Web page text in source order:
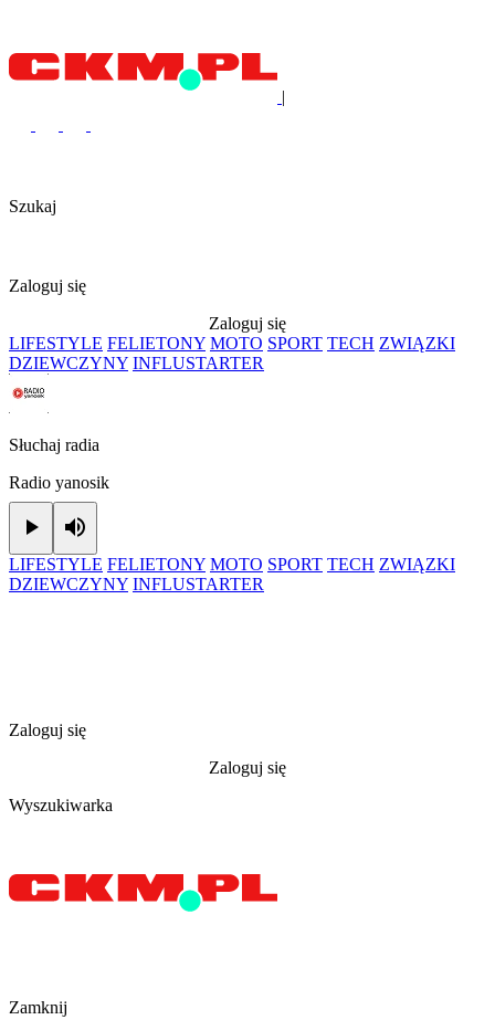
|
Szukaj
Zaloguj się
Zaloguj się
LIFESTYLE FELIETONY MOTO SPORT TECH ZWIĄZKI
DZIEWCZYNY INFLUSTARTER
Słuchaj radia
Radio yanosik
Play
LIFESTYLE FELIETONY MOTO SPORT TECH ZWIĄZKI
DZIEWCZYNY INFLUSTARTER
Zaloguj się
Zaloguj się
Wyszukiwarka
Zamknij